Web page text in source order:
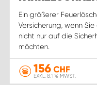
Ein größerer
Versicherung, wenn
nicht nur auf die
möchten.
156 CHF
EXKL. 8.1 % MWST.